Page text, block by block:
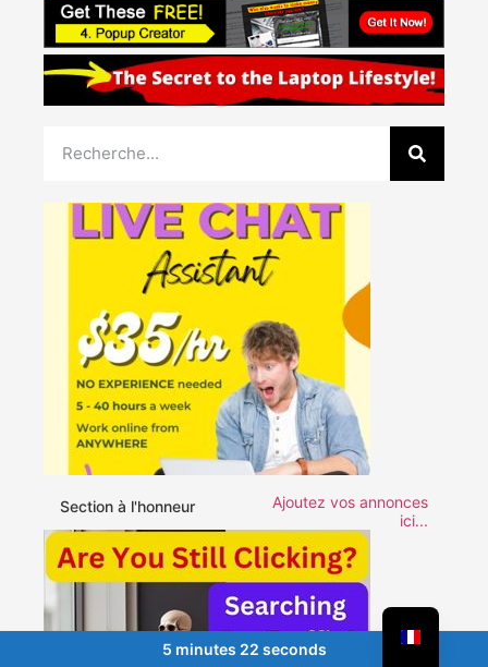
Section à l'honneur
Ajoutez vos annonces
ici...
5 minutes 22 seconds